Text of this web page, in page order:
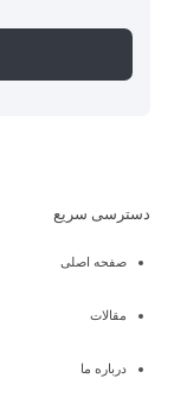
دسترسی سریع
صفحه اصلی
مقالات
درباره ما